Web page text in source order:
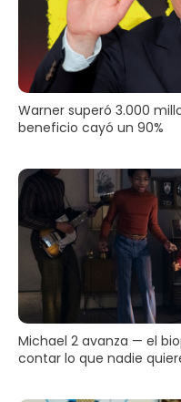
Warner superó 3.000
beneficio cayó un 90%
Michael 2 avanza — el
contar lo que nadie